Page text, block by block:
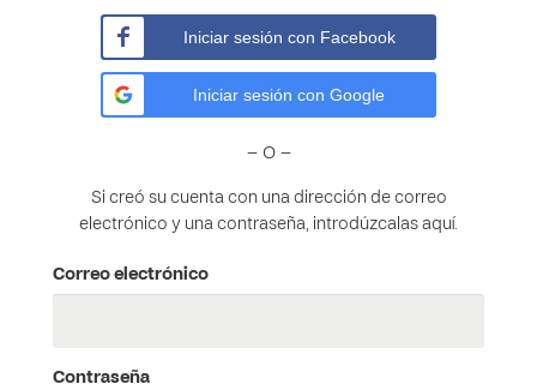
Iniciar sesión con Facebook
Iniciar sesión con Google
– O –
Si creó su cuenta con una dirección de correo
electrónico y una contraseña, introdúzcalas aquí.
Correo electrónico
Contraseña